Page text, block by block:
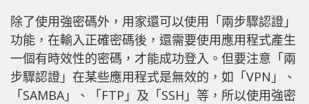
除了使用強密碼外，用家還可以使用「兩步驟認證」
功能，在輸入正確密碼後，還需要使用應用程式產生
一個有時效性的密碼，才能成功登入。但要注意「兩
步驟認證」在某些應用程式是無效的，如「VPN」、
「SAMBA」、「FTP」及「SSH」等，所以使用強密